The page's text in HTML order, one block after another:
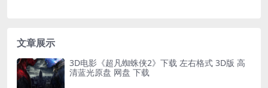
文章展示
3D电影《超凡蜘蛛侠2》下载 左右格式 3D版 高
清蓝光原盘 网盘 下载